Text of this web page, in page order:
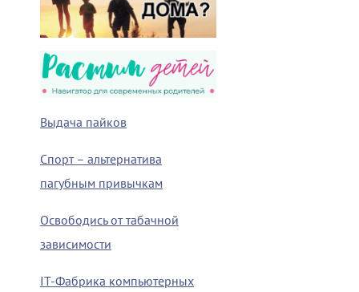
Выдача пайков
Спорт – альтернатива
пагубным привычкам
Освободись от табачной
зависимости
IT-Фабрика компьютерных